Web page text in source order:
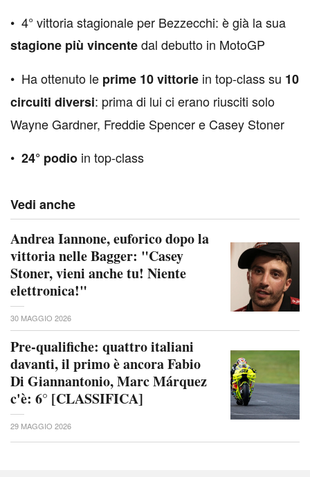
•⁠ ⁠4° vittoria stagionale per Bezzecchi: è già la sua
stagione più vincentedal debutto in MotoGP
•⁠ Ha ottenuto le prime 10 vittorie in top-class su 10
circuiti diversi: prima di lui ci erano riusciti solo
Wayne Gardner, Freddie Spencer e Casey Stoner
•⁠ ⁠ 24° podio in top-class
Vedi anche
Andrea Iannone, euforico dopo la
vittoria nelle Bagger: "Casey
Stoner, vieni anche tu! Niente
elettronica!"
30 MAGGIO 2026
Pre-qualifiche: quattro italiani
davanti, il primo è ancora Fabio
Di Giannantonio, Marc Márquez
c'è: 6° [CLASSIFICA]
29 MAGGIO 2026